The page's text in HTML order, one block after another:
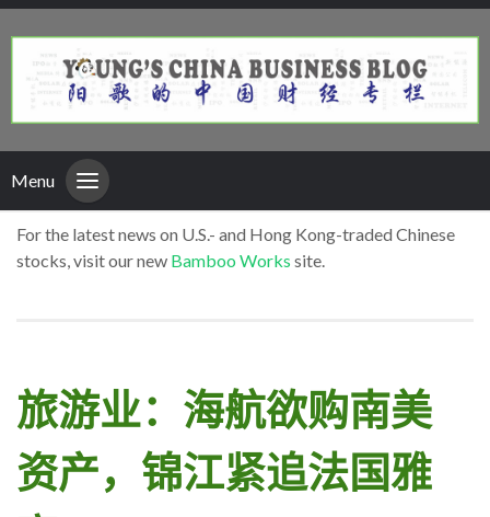
Menu
For the latest news on U.S.- and Hong Kong-traded Chinese
stocks, visit our new Bamboo Works site.
旅游业：海航欲购南美
资产，锦江紧追法国雅